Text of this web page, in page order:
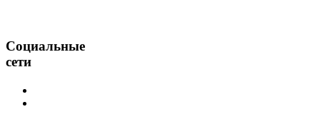
Социальные
сети